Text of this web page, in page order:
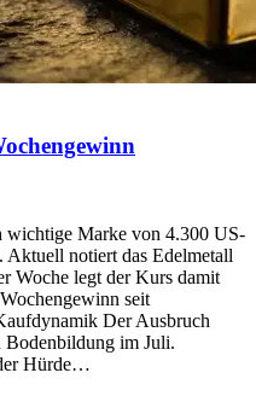
wichtige Marke von 4.300 US-
notiert das Edelmetall
Woche legt der Kurs damit
seit
Der Ausbruch
Bodenbildung im Juli.
Hürde…